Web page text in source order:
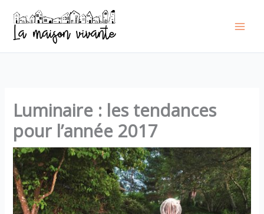
contenu
Luminaire : les tendances
pour l’année 2017